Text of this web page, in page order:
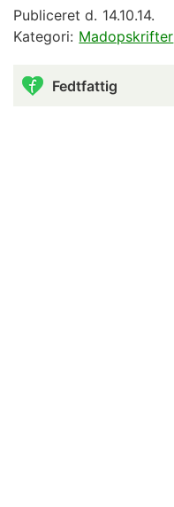
Publiceret d. 14.10.14.
Kategori: Madopskrifter
Fedtfattig